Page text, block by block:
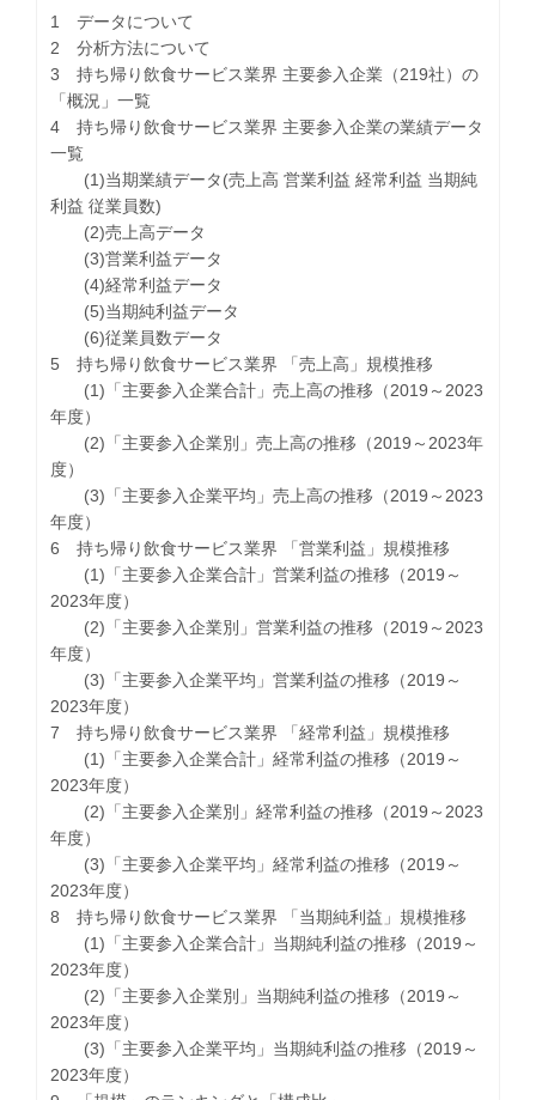
1 データについて
2 分析方法について
3 持ち帰り飲食サービス業界 主要参入企業（219社）の
「概況」一覧
4 持ち帰り飲食サービス業界 主要参入企業の業績データ
一覧
(1)当期業績データ(売上高 営業利益 経常利益 当期純
利益 従業員数)
(2)売上高データ
(3)営業利益データ
(4)経常利益データ
(5)当期純利益データ
(6)従業員数データ
5 持ち帰り飲食サービス業界 「売上高」規模推移
(1)「主要参入企業合計」売上高の推移（2019～2023
年度）
(2)「主要参入企業別」売上高の推移（2019～2023年
度）
(3)「主要参入企業平均」売上高の推移（2019～2023
年度）
6 持ち帰り飲食サービス業界 「営業利益」規模推移
(1)「主要参入企業合計」営業利益の推移（2019～
2023年度）
(2)「主要参入企業別」営業利益の推移（2019～2023
年度）
(3)「主要参入企業平均」営業利益の推移（2019～
2023年度）
7 持ち帰り飲食サービス業界 「経常利益」規模推移
(1)「主要参入企業合計」経常利益の推移（2019～
2023年度）
(2)「主要参入企業別」経常利益の推移（2019～2023
年度）
(3)「主要参入企業平均」経常利益の推移（2019～
2023年度）
8 持ち帰り飲食サービス業界 「当期純利益」規模推移
(1)「主要参入企業合計」当期純利益の推移（2019～
2023年度）
(2)「主要参入企業別」当期純利益の推移（2019～
2023年度）
(3)「主要参入企業平均」当期純利益の推移（2019～
2023年度）